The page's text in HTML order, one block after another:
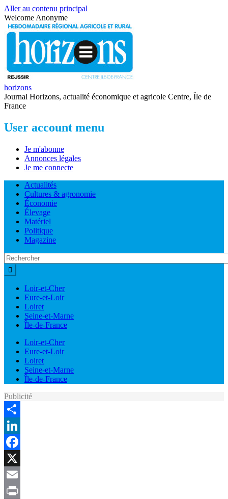
Aller au contenu principal
Welcome Anonyme
horizons
Journal Horizons, actualité économique et agricole Centre, Île de
France
User account menu
Je m'abonne
Annonces légales
Je me connecte
Actualités
Cultures & agronomie
Économie
Élevage
Matériel
Politique
Magazine
Loir-et-Cher
Eure-et-Loir
Loiret
Seine-et-Marne
Île-de-France
Loir-et-Cher
Eure-et-Loir
Loiret
Seine-et-Marne
Île-de-France
Publicité
Share
LinkedIn
Facebook
X
Email